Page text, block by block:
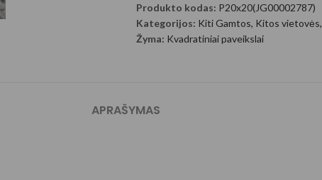
Produkto kodas: P20x20(JG00002787)
Kategorijos: Kiti Gamtos, Kitos vietovės,
Žyma: Kvadratiniai paveikslai
APRAŠYMAS